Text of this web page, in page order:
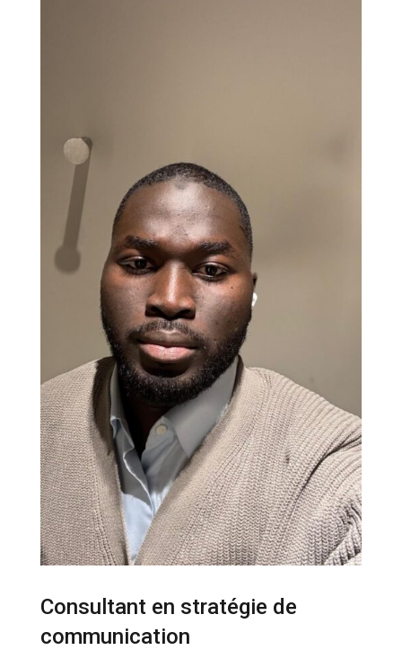
Consultant en stratégie de
communication